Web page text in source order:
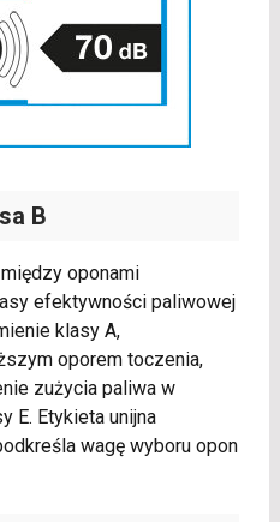
B
oponami
efektywności paliwowej
klasy A,
oporem toczenia,
zużycia paliwa w
E. Etykieta unijna
wagę wyboru opon